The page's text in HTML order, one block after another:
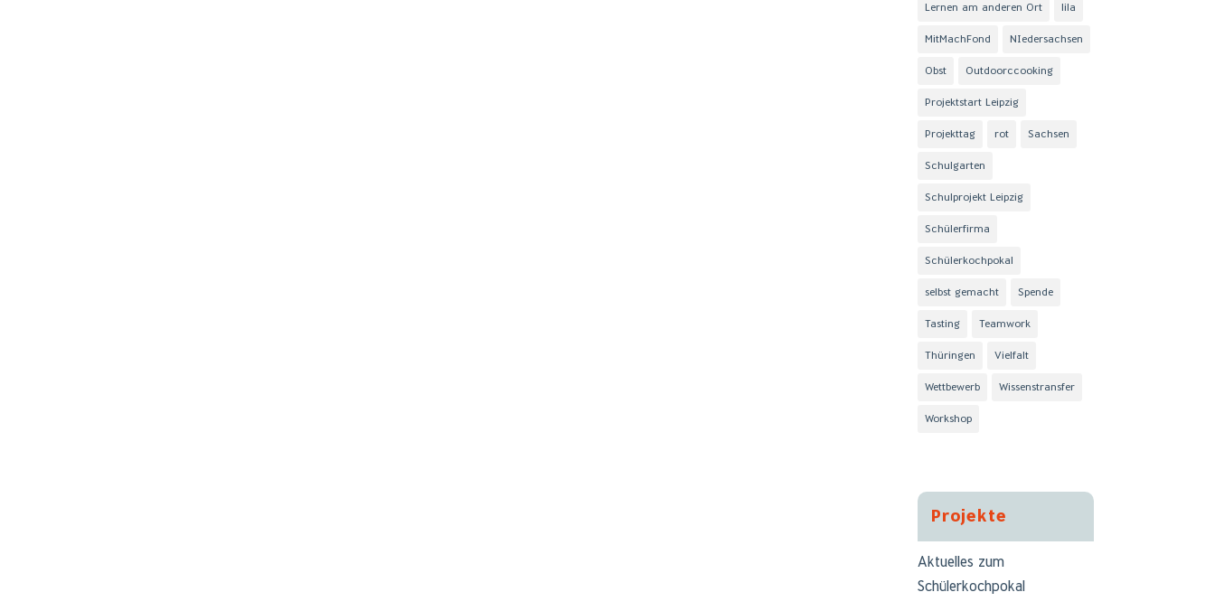
Lernen am anderen Ort lila
MitMachFond NIedersachsen
Obst Outdoorccooking
Projektstart Leipzig
Projekttag rot Sachsen
Schulgarten
Schulprojekt Leipzig
Schülerfirma
Schülerkochpokal
selbst gemacht Spende
Tasting Teamwork
Thüringen Vielfalt
Wettbewerb Wissenstransfer
Workshop
Projekte
Aktuelles zum
Schülerkochpokal